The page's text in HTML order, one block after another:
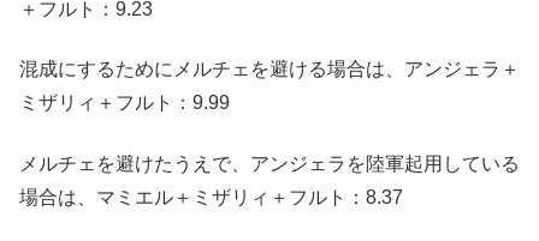
＋フルト：9.23
混成にするためにメルチェを避ける場合は、アンジェラ＋
ミザリィ＋フルト：9.99
メルチェを避けたうえで、アンジェラを陸軍起用している
場合は、マミエル＋ミザリィ＋フルト：8.37